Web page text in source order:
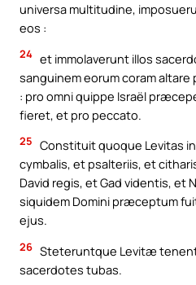
universa multitudine,
eos :
24 et immolaverunt illos
sanguinem eorum coram altare
: pro omni quippe Israël
fieret, et pro peccato.
25 Constituit quoque Levitas
cymbalis, et psalteriis, et
David regis, et Gad videntis, et
siquidem Domini præceptum
ejus.
26 Steteruntque Levitæ
sacerdotes tubas.